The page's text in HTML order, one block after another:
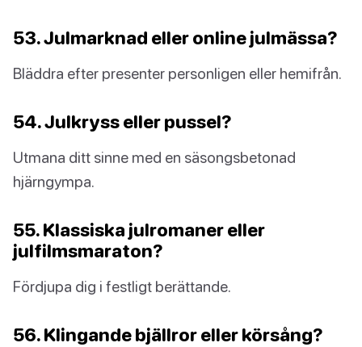
53. Julmarknad eller online julmässa?
Bläddra efter presenter personligen eller hemifrån.
54. Julkryss eller pussel?
Utmana ditt sinne med en säsongsbetonad
hjärngympa.
55. Klassiska julromaner eller
julfilmsmaraton?
Fördjupa dig i festligt berättande.
56. Klingande bjällror eller körsång?